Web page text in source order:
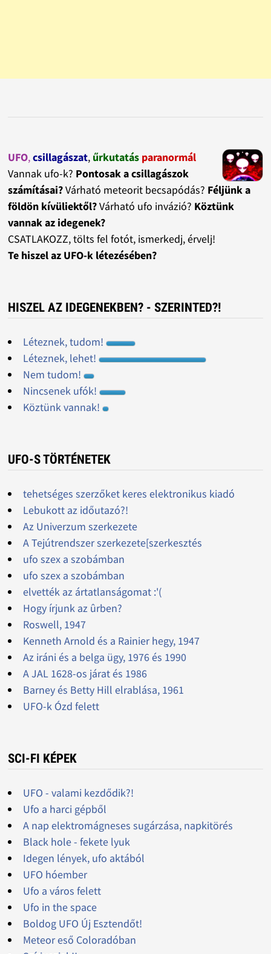
UFO,csillagászat, űrkutatás paranormál
Vannak ufo-k? Pontosak a csillagászok
számításai?Várható meteorit becsapódás? Féljünk a
földön kívüliektől?Várható ufo invázió? Köztünk
vannak az idegenek?
CSATLAKOZZ, tölts fel fotót, ismerkedj, érvelj!
Te hiszel az UFO-k létezésében?
HISZEL AZ IDEGENEKBEN? - SZERINTED?!
Léteznek, tudom!
Léteznek, lehet!
Nem tudom!
Nincsenek ufók!
Köztünk vannak!
UFO-S TÖRTÉNETEK
tehetséges szerzőket keres elektronikus kiadó
Lebukott az időutazó?!
Az Univerzum szerkezete
A Tejútrendszer szerkezete[szerkesztés
ufo szex a szobámban
ufo szex a szobámban
elvették az ártatlanságomat :'(
Hogy írjunk az ûrben?
Roswell, 1947
Kenneth Arnold és a Rainier hegy, 1947
Az iráni és a belga ügy, 1976 és 1990
A JAL 1628-os járat és 1986
Barney és Betty Hill elrablása, 1961
UFO-k Ózd felett
SCI-FI KÉPEK
UFO - valami kezdődik?!
Ufo a harci gépből
A nap elektromágneses sugárzása, napkitörés
Black hole - fekete lyuk
Idegen lények, ufo aktából
UFO hóember
Ufo a város felett
Ufo in the space
Boldog UFO Új Esztendőt!
Meteor eső Coloradóban